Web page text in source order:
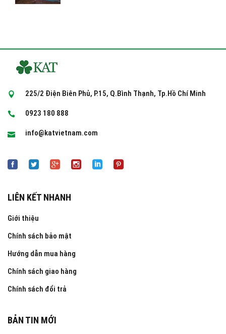
225/2 Điện Biên Phủ, P.15, Q.Bình Thạnh, Tp.Hồ Chí Minh
0923 180 888
info@katvietnam.com
LIÊN KẾT NHANH
Giới thiệu
Chính sách bảo mật
Hướng dẫn mua hàng
Chính sách giao hàng
Chính sách đổi trả
BẢN TIN MỚI